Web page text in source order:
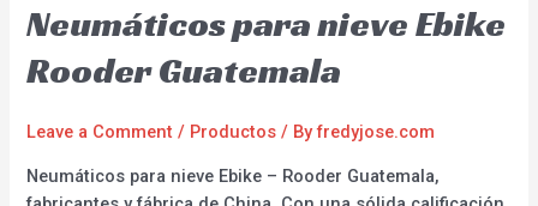
Neumáticos para nieve Ebike
Rooder Guatemala
Leave a Comment / Productos / Byfredyjose.com
Neumáticos para nieve Ebike – Rooder Guatemala,